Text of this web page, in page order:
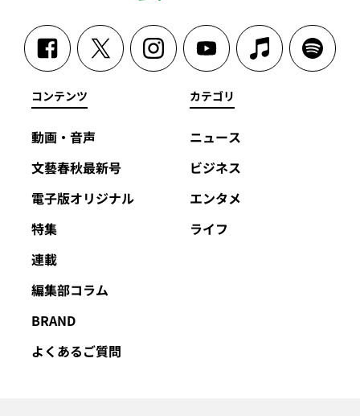
コンテンツ
動画・音声
文藝春秋最新号
電子版オリジナル
特集
連載
編集部コラム
BRAND
よくあるご質問
カテゴリ
ニュース
ビジネス
エンタメ
ライフ